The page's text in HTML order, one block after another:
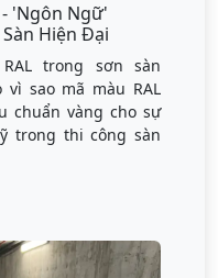
- 'Ngôn Ngữ'
Hiện Đại
trong sơn sàn
sao mã màu RAL
chuẩn vàng cho sự
trong thi công sàn